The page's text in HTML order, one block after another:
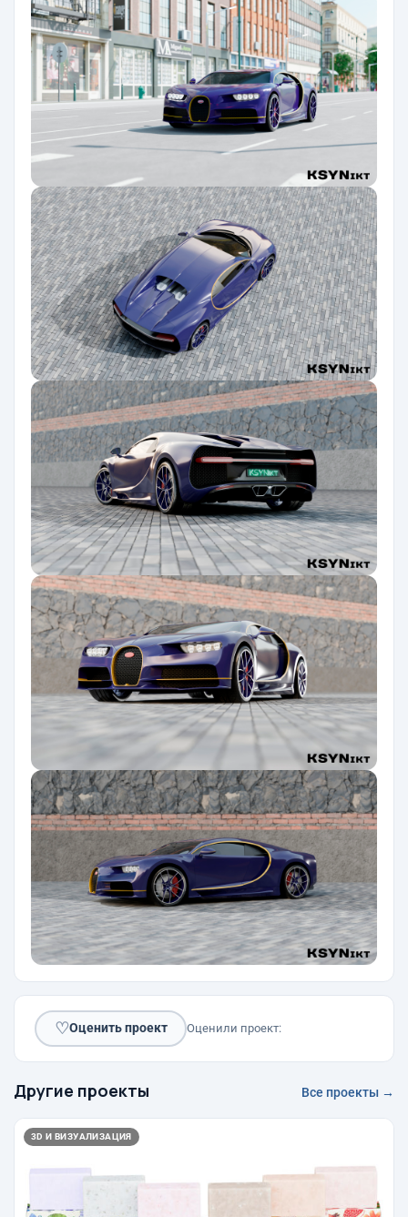
♡Оценить проект Оценили проект:
Другие проекты Все проекты →
3D И ВИЗУАЛИЗАЦИЯ